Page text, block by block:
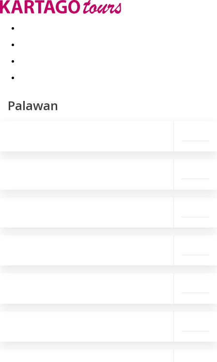
Last minute Dovolenkové kluby
Palawan